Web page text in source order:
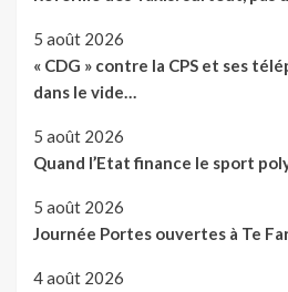
5 août 2026
« CDG » contre la CPS et ses
dans le vide…
5 août 2026
Quand l’Etat finance le sport
5 août 2026
Journée Portes ouvertes à Te
4 août 2026